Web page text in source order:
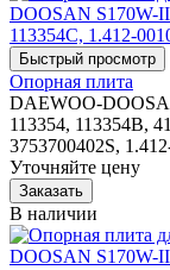
Опорная плита
DAEWOO-
113354, 113354B,
3753700402S,
Уточняйте цену
В наличии